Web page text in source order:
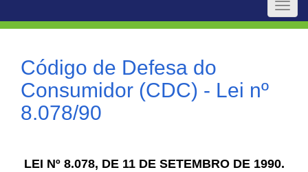
Toggle
Código de Defesa do
Consumidor (CDC) - Lei nº
8.078/90
LEI Nº 8.078, DE 11 DE SETEMBRO DE 1990.